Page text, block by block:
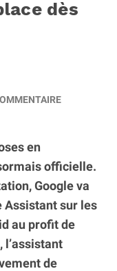
dès
en
officielle.
Google va
Assistant sur les
au profit de
l’assistant
de